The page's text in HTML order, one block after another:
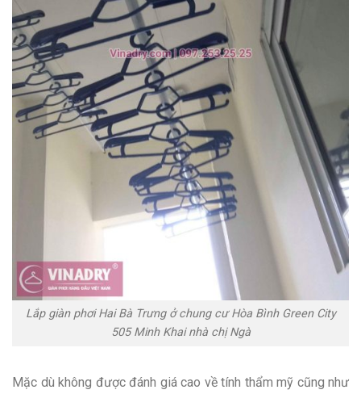
Lắp giàn phơi Hai Bà Trưng ở chung cư Hòa Bình Green City
505 Minh Khai nhà chị Ngà
Mặc dù không được đánh giá cao về tính thẩm mỹ cũng như